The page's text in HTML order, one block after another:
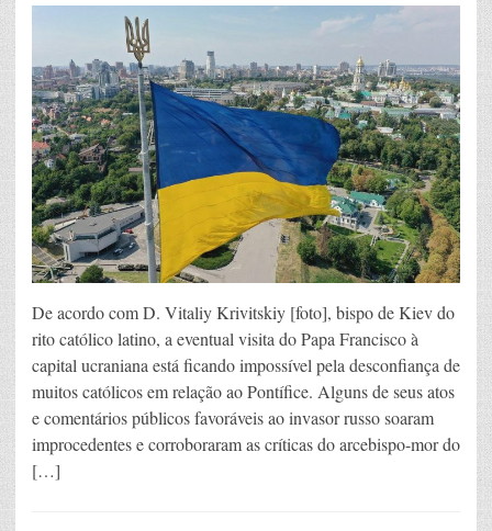
De acordo com D. Vitaliy Krivitskiy [foto], bispo de Kiev do
rito católico latino, a eventual visita do Papa Francisco à
capital ucraniana está ficando impossível pela desconfiança de
muitos católicos em relação ao Pontífice. Alguns de seus atos
e comentários públicos favoráveis ao invasor russo soaram
improcedentes e corroboraram as críticas do arcebispo-mor do
[…]